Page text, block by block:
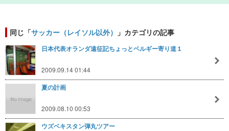
同じ「サッカー（レイソル以外） 」カテゴリの記事
日本代表オランダ遠征記ちょっとベルギー寄り道１
2009.09.14 01:44
夏の計画
2009.08.10 00:53
ウズベキスタン弾丸ツアー